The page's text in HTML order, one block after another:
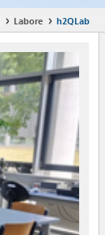
Labore h2QLab